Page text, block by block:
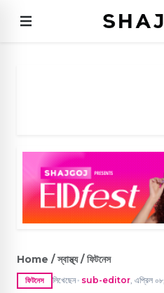
Home / স্বাস্থ্য / ফিটনেস
ফিটনেস লিখেছেন ● sub-editor, এপ্রিল